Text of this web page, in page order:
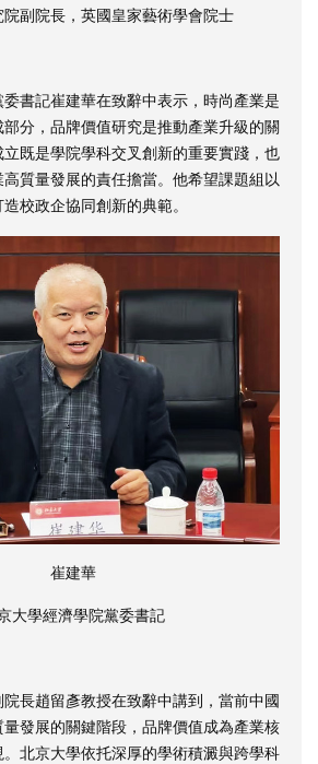
副院長，英國皇家藝術學會院士
書記崔建華在致辭中表示，時尚產業是
分，品牌價值研究是推動產業升級的關
既是學院學科交叉創新的重要實踐，也
質量發展的責任擔當。他希望課題組以
校政企協同創新的典範。
崔建華
大學經濟學院黨委書記
長趙留彥教授在致辭中講到，當前中國
發展的關鍵階段，品牌價值成為產業核
北京大學依托深厚的學術積澱與跨學科